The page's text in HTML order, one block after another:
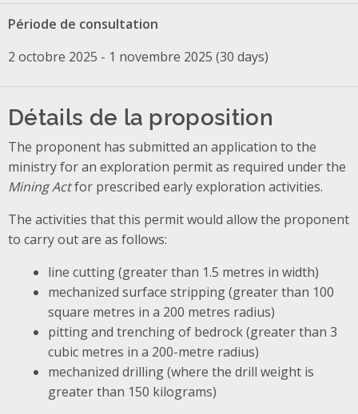
Période de consultation
2 octobre 2025 - 1 novembre 2025 (30 days)
Détails de la proposition
The proponent has submitted an application to the
ministry for an exploration permit as required under the
Mining Actfor prescribed early exploration activities.
The activities that this permit would allow the proponent
to carry out are as follows:
line cutting (greater than 1.5 metres in width)
mechanized surface stripping (greater than 100
square metres in a 200 metres radius)
pitting and trenching of bedrock (greater than 3
cubic metres in a 200-metre radius)
mechanized drilling (where the drill weight is
greater than 150 kilograms)